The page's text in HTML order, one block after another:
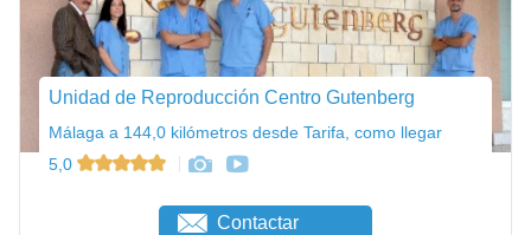
Unidad de Reproducción Centro Gutenberg
Málaga a 144,0 kilómetros desde Tarifa, como llegar
5,0
Contactar